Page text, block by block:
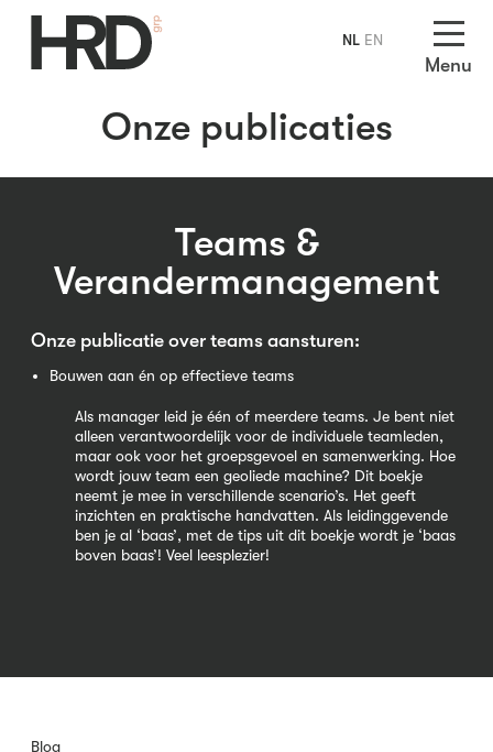
Menu
Onze publicaties
Teams &
Verandermanagement
Onze publicatie over teams aansturen:
Bouwen aan én op effectieve teams
Als manager leid je één of meerdere teams. Je bent niet
alleen verantwoordelijk voor de individuele teamleden,
maar ook voor het groepsgevoel en samenwerking. Hoe
wordt jouw team een geoliede machine? Dit boekje
neemt je mee in verschillende scenario’s. Het geeft
inzichten en praktische handvatten. Als leidinggevende
ben je al ‘baas’, met de tips uit dit boekje wordt je ‘baas
boven baas’! Veel leesplezier!
Blog
NL EN